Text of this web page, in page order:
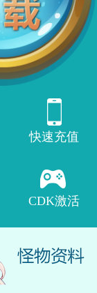
快速充值
CDK激活